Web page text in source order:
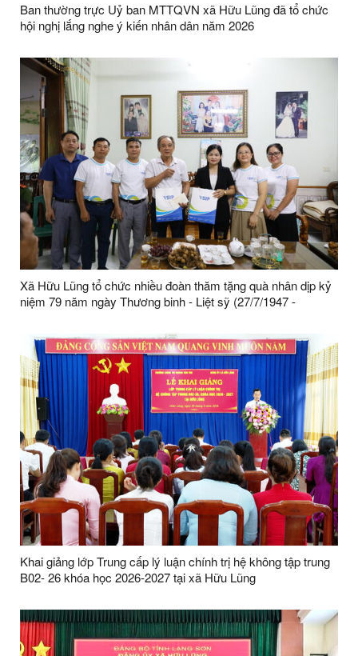
Ban thường trực Uỷ ban MTTQVN xã Hữu Lũng đã tổ chức
hội nghị lắng nghe ý kiến nhân dân năm 2026
Xã Hữu Lũng tổ chức nhiều đoàn thăm tặng quà nhân dịp kỷ
niệm 79 năm ngày Thương binh - Liệt sỹ (27/7/1947 -
Khai giảng lớp Trung cấp lý luận chính trị hệ không tập trung
B02- 26 khóa học 2026-2027 tại xã Hữu Lũng